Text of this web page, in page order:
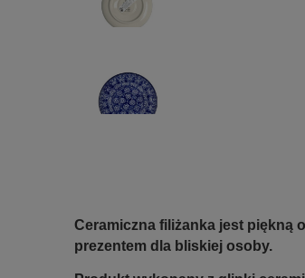
Ceramiczna filiżanka jest piękną
prezentem dla bliskiej osoby.